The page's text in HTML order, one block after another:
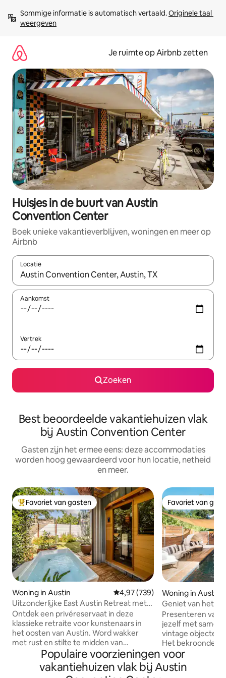
direct
naar
Sommige informatie is automatisch vertaald. Originele taal
weergeven
Je ruimte op Airbnb zetten
Huisjes in de buurt van Austin
Convention Center
Boek unieke vakantieverblijven, woningen en meer op
Airbnb
Locatie
Wanneer er suggesties beschikbaar zijn, maak je een keuze
Aankomst
Vertrek
Zoeken
Best beoordeelde vakantiehuizen vlak
bij Austin Convention Center
Gasten zijn het ermee eens: deze accommodaties
worden hoog gewaardeerd voor hun locatie, netheid
en meer.
Topfavoriet van gasten
Favoriet van gasten
Woning in Austin Gemiddelde beoordeling van
4,97 (739)
Uitzonderlijke East Austin Retreat met
sauna en koude duik
Ontdek een privéreservaat in deze
klassieke retraite voor kunstenaars in
het oosten van Austin. Word wakker
met rust en stilte te midden van
houtafwerkingen in een ruimte met een
op maat gemaakt kathedraalplafond,
een loft op de bovenste verdieping, een
Favoriet van
Favoriet van
Woning in Austin
Geniet van het
Getaway
Presenteren van The
jezelf met
vintage objecten
Het bekroonde
internationaal
Airbnb 's in de
van de beste
Populaire voorzieningen voor
vakantiehuizen vlak bij Austin